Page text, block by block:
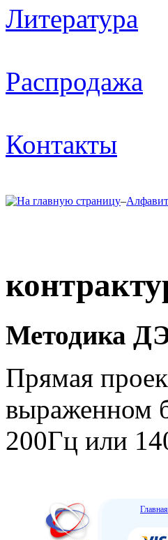
Литература
Распродажа
Контакты
–
Методика
Прямая
выраженном
200Гц или
Главная